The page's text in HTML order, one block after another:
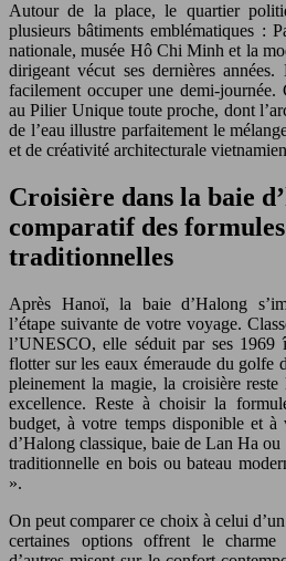
Autour de la place, le quartier
plusieurs bâtiments emblématiques :
nationale, musée Hô Chi Minh et la
dirigeant vécut ses dernières
facilement occuper une demi-journée.
au Pilier Unique toute proche, dont
de l’eau illustre parfaitement le
et de créativité architecturale
Croisière dans la baie
comparatif des
traditionnelles
Après Hanoï, la baie d’Halong
l’étape suivante de votre voyage.
l’UNESCO, elle séduit par ses 1969
flotter sur les eaux émeraude du golfe
pleinement la magie, la croisière
excellence. Reste à choisir la
budget, à votre temps disponible et
d’Halong classique, baie de Lan Ha
traditionnelle en bois ou bateau
».
On peut comparer ce choix à celui
certaines options offrent le charme